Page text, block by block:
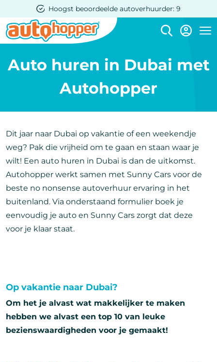
Overslaan
en
naar
inhoud
autoverhuurder: 9 Grootste
Auto huren in Dubai met
Autohopper
Dit jaar naar Dubai op vakantie of een weekendje
weg? Pak die vrijheid om te gaan en staan waar je
wilt! Een auto huren in Dubai is dan de uitkomst.
Autohopper werkt samen met Sunny Cars voor de
beste no nonsense autoverhuur ervaring in het
buitenland. Via onderstaand formulier boek je
eenvoudig je auto en Sunny Cars zorgt dat deze
voor je klaar staat.
Op vakantie naar Dubai?
Om het je alvast wat makkelijker te maken
hebben we alvast een top 10 van leuke
bezienswaardigheden voor je gemaakt!